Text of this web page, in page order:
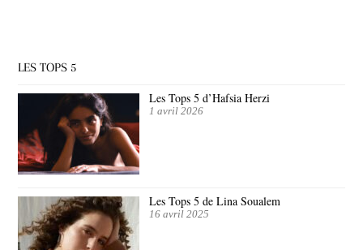
LES TOPS 5
Les Tops 5 d’Hafsia Herzi
1 avril 2026
Les Tops 5 de Lina Soualem
16 avril 2025